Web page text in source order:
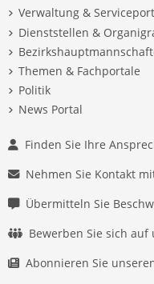
Verwaltung &
Dienststellen &
Themen & Fachportale
Politik
News Portal
Finden Sie Ihre
Nehmen Sie Kontakt
Übermitteln Sie
Bewerben Sie sich auf
Abonnieren Sie